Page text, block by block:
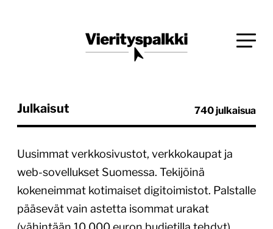
Vierityspalkki.fi
Julkaisut 740 julkaisua
Uusimmat verkkosivustot, verkkokaupat ja
web-sovellukset Suomessa. Tekijöinä
kokeneimmat kotimaiset digitoimistot. Palstalle
pääsevät vain astetta isommat urakat